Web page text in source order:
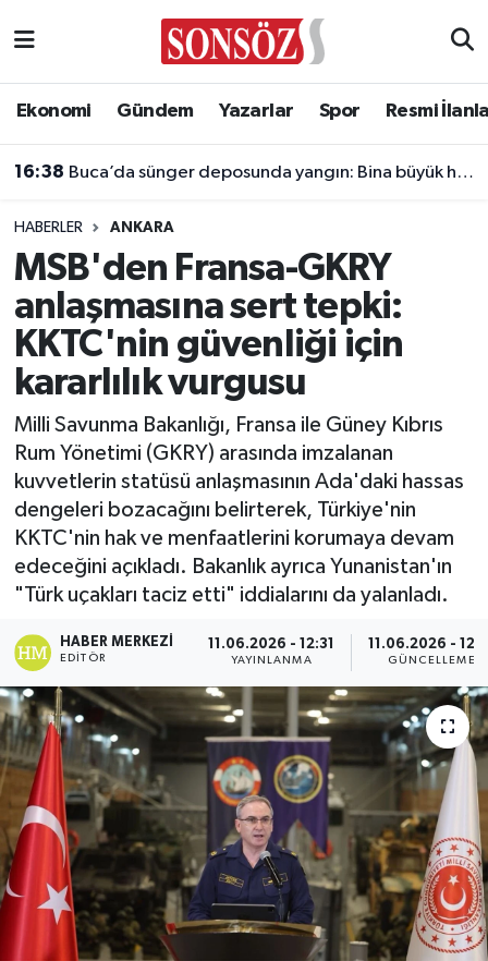
Ekonomi Gündem Yazarlar Spor Resmi
16:38 Buca’da sünger deposunda yangın: Bina büyük hasar gördü
HABERLER ANKARA
MSB'den Fransa-GKRY
anlaşmasına sert tepki:
KKTC'nin güvenliği için
kararlılık vurgusu
Milli Savunma Bakanlığı, Fransa ile Güney Kıbrıs
Rum Yönetimi (GKRY) arasında imzalanan
kuvvetlerin statüsü anlaşmasının Ada'daki hassas
dengeleri bozacağını belirterek, Türkiye'nin
KKTC'nin hak ve menfaatlerini korumaya devam
edeceğini açıkladı. Bakanlık ayrıca Yunanistan'ın
"Türk uçakları taciz etti" iddialarını da yalanladı.
HABER MERKEZI
EDITÖR
11.06.2026 - 12:31
YAYINLANMA
11.06.2026 -
GÜNCELLEME
Asayiş
Biyografi
Çevre
Diğer
Dünya
Eğitim
Ekonomi
Eleman
Emlak
Gündem
Gurme
Haber
İlçe Haberleri
Keşfet
Ankara Nöbetçi Eczaneler
Ankara Trafik Yoğunluk Haritası
Süper Lig Puan Durumu ve Fikstür
Tüm Manşetler
Son Dakika Haberleri
Haber Arşivi